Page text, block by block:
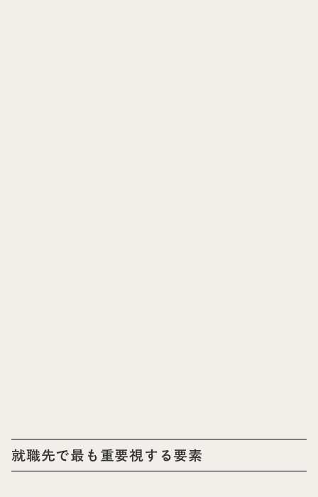
就職先で最も重要視する要素